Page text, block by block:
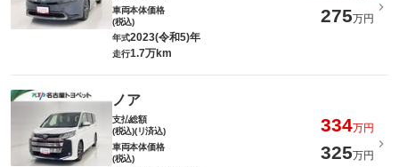
車両本体価格
(税込)
275万円
年式2023(令和5)年
走行1.7万km
ノア
支払総額
(税込)(リ済込)
334万円
車両本体価格
(税込)
325万円